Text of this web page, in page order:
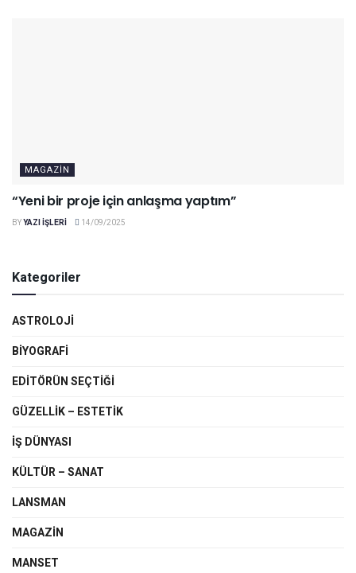
MAGAZIN
“Yeni bir proje için anlaşma yaptım”
BYYAZI IŞLERI 14/09/2025
Kategoriler
ASTROLOJI
BIYOGRAFI
EDITÖRÜN SEÇTIĞI
GÜZELLIK – ESTETIK
IŞ DÜNYASI
KÜLTÜR – SANAT
LANSMAN
MAGAZIN
MANSET